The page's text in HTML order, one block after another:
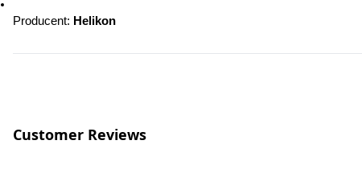
Producent: Helikon
Customer Reviews